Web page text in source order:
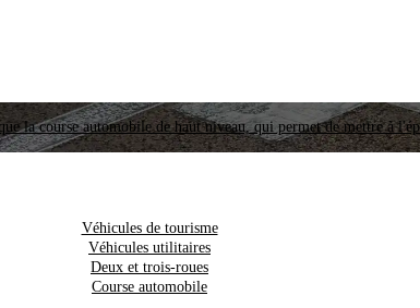
la course automobile de haut niveau, qui permet de mettre à
Véhicules de tourisme
Véhicules utilitaires
Deux et trois-roues
Course automobile